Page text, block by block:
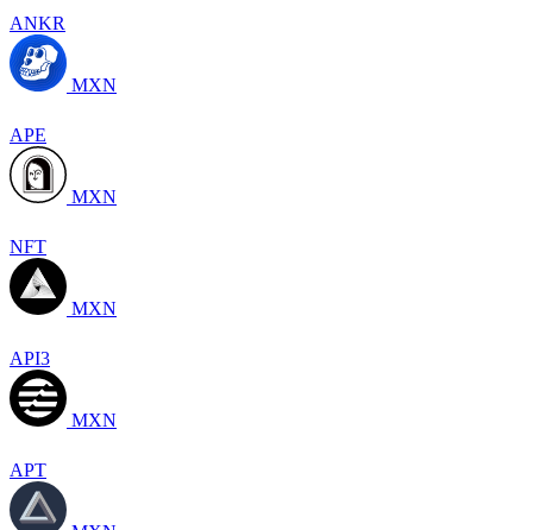
ANKR
MXN
APE
MXN
NFT
MXN
API3
MXN
APT